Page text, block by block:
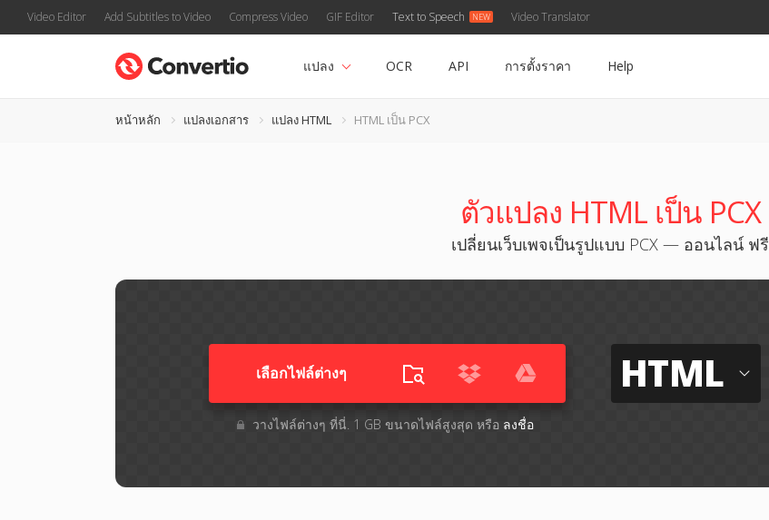
Video Editor Add Subtitles to Video Compress Video GIF Editor Text to Speech Video Translator
แปลง OCR API การตั้งราคา Help
หน้าหลัก แปลงเอกสาร แปลง HTML HTML เป็น PCX
ตัวแปลง HTML เป็น PCX
เปลี่ยนเว็บเพจเป็นรูปแบบ PCX — ออนไลน์ ฟรี
เลือกไฟล์ต่างๆ​
วางไฟล์ต่างๆ​ ที่นี่. 1 GB ขนาดไฟล์สูงสุด หรือ ลงชื่อ
HTML